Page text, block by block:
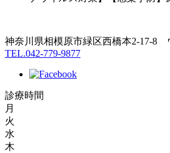
神奈川県相模原市緑区西橋本2-17-8
TEL.042-779-9877
診療時間
月
火
水
木